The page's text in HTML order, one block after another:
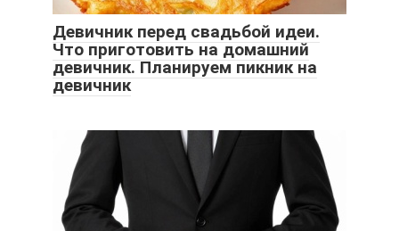
Девичник перед свадьбой идеи.
Что приготовить на домашний
девичник. Планируем пикник на
девичник